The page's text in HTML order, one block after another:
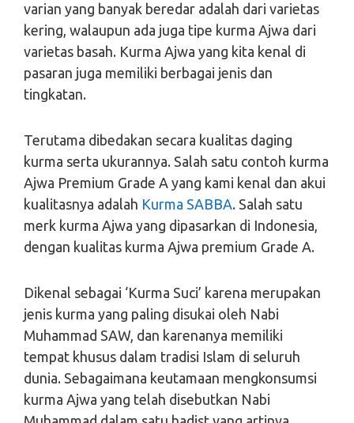
varian yang banyak beredar adalah dari varietas
kering, walaupun ada juga tipe kurma Ajwa dari
varietas basah. Kurma Ajwa yang kita kenal di
pasaran juga memiliki berbagai jenis dan
tingkatan.
Terutama dibedakan secara kualitas daging
kurma serta ukurannya. Salah satu contoh kurma
Ajwa Premium Grade A yang kami kenal dan akui
kualitasnya adalah Kurma SABBA. Salah satu
merk kurma Ajwa yang dipasarkan di Indonesia,
dengan kualitas kurma Ajwa premium Grade A.
Dikenal sebagai ‘Kurma Suci’ karena merupakan
jenis kurma yang paling disukai oleh Nabi
Muhammad SAW, dan karenanya memiliki
tempat khusus dalam tradisi Islam di seluruh
dunia. Sebagaimana keutamaan mengkonsumsi
kurma Ajwa yang telah disebutkan Nabi